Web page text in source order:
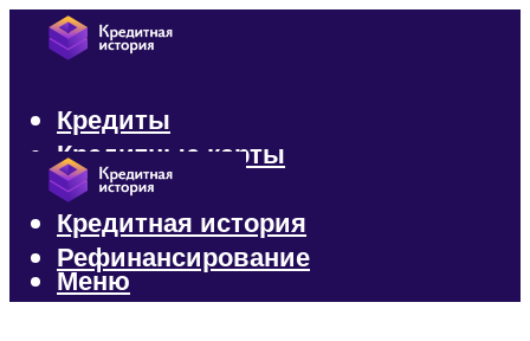
Кредиты
Кредитные карты
Микрозаймы
Кредитная история
Рефинансирование
Меню